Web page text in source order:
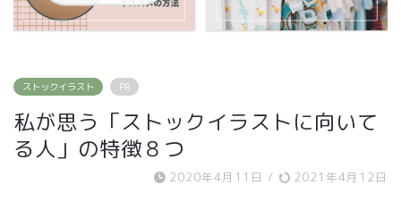
ストックイラスト PR
私が思う「ストックイラストに向いて
る人」の特徴８つ
2020年4月11日 / 2021年4月12日